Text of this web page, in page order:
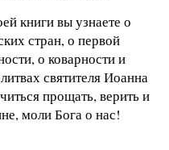
книги вы узнаете о
стран, о первой
о коварности и
святителя Иоанна
прощать, верить и
моли Бога о нас!